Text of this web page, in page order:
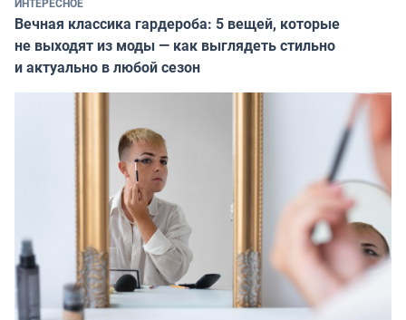
Вечная классика гардероба: 5 вещей, которые
не выходят из моды — как выглядеть стильно
и актуально в любой сезон